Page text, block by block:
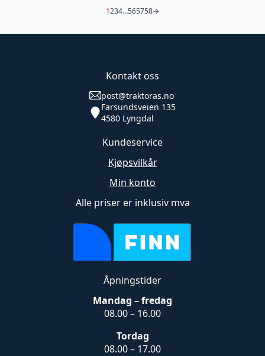
1234…565758→
Kontakt oss
post@traktoras.no
Farsundsveien 135
4580 Lyngdal
Kundeservice
Kjøpsvilkår
Min konto
Alle priser er inklusiv mva
Åpningstider
Mandag – fredag
08.00 – 16.00
Tordag
08.00 – 17.00